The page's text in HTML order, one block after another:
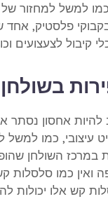
למשל למחזור של
פלסטיק, אחד
קיבול לצעצועים
להיות אחסון נסתר
עיצובי, כמו למשל
במרכז השולחן
ואין כמו סלסלות
קש אלו יכולות